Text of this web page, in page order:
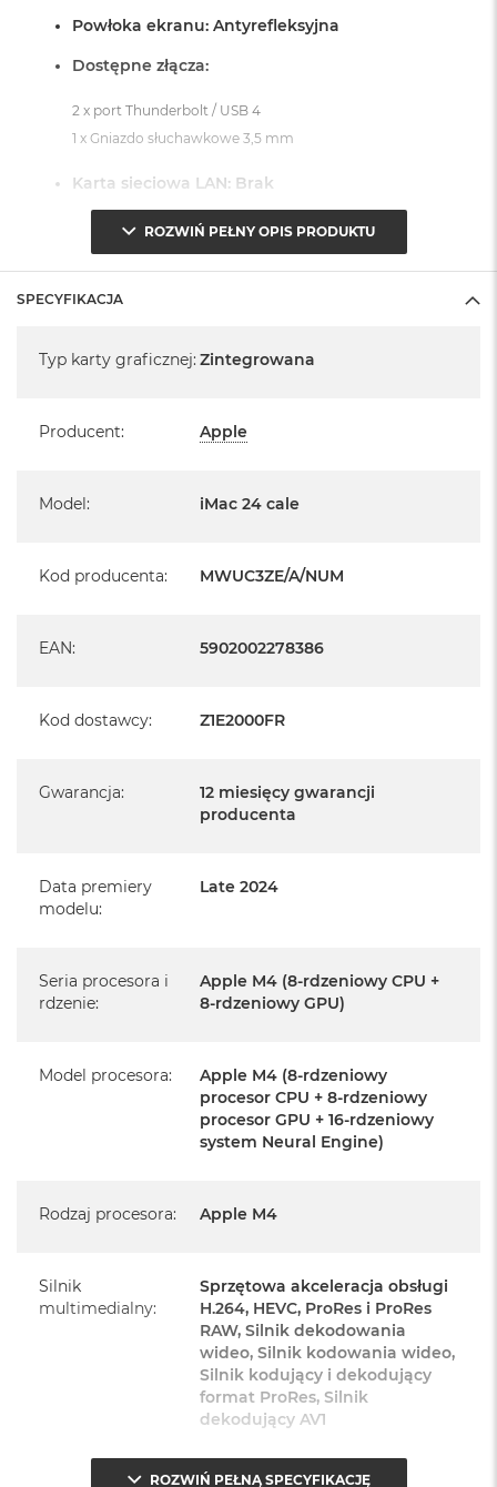
Powłoka ekranu: Antyrefleksyjna
Dostępne złącza:
2 x port Thunderbolt / USB 4
1 x Gniazdo słuchawkowe 3,5 mm
Karta sieciowa LAN: Brak
System operacyjny macOS Sequoia
- lub nowszy, z darmową aktualizacją.
Pochodzi od polskiego, oficjalnego dystrybutora Apple.
kontaktując się z naszym handlowcem.
Posiada system operacyjny macOS w języku
polskim oraz polskie menu
urządzenia.
24-calowy iMac
Mysz Magic Mouse
Zasilacz o mocy 143W
Przewód zasilający (2 m)
Najważniejsze cechy:
PASUJE WSZĘDZIE– Ten zaskakująco smukły, dostępny w
siedmiu wspaniałych kolorach desktop all‑in‑one będzie
TURBODOPALANY CZIPEM M4– Z czipem Apple M4
ROZWIŃ PEŁNY OPIS PRODUKTU
SPECYFIKACJA
Typ karty graficznej: Zintegrowana
Producent: Apple
Model: iMac 24 cale
Kod producenta: MWUC3ZE/A/NUM
EAN: 5902002278386
Kod dostawcy: Z1E2000FR
Gwarancja:
12 miesięcy gwarancji
producenta
Data premiery
modelu:
Late 2024
Seria procesora i
rdzenie:
Apple M4 (8-rdzeniowy CPU +
8-rdzeniowy GPU)
Model procesora:
Apple M4 (8-rdzeniowy
procesor CPU + 8-rdzeniowy
procesor GPU + 16-rdzeniowy
system Neural Engine)
Rodzaj procesora: Apple M4
Silnik
multimedialny:
Sprzętowa akceleracja obsługi
H.264, HEVC, ProRes i ProRes
RAW, Silnik dekodowania
wideo, Silnik kodowania wideo,
Silnik kodujący i dekodujący
format ProRes, Silnik
dekodujący AV1
ROZWIŃ PEŁNĄ SPECYFIKACJĘ